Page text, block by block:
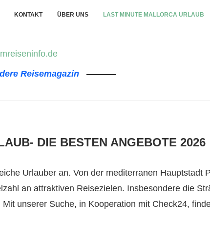
KONTAKT ÜBER UNS LAST MINUTE MALLORCA URLAUB
Reisemagazin
DIE BESTEN ANGEBOTE 2026
Urlauber an. Von der mediterranen Hauptstadt
an attraktiven Reisezielen. Insbesondere die
unserer Suche, in Kooperation mit Check24,